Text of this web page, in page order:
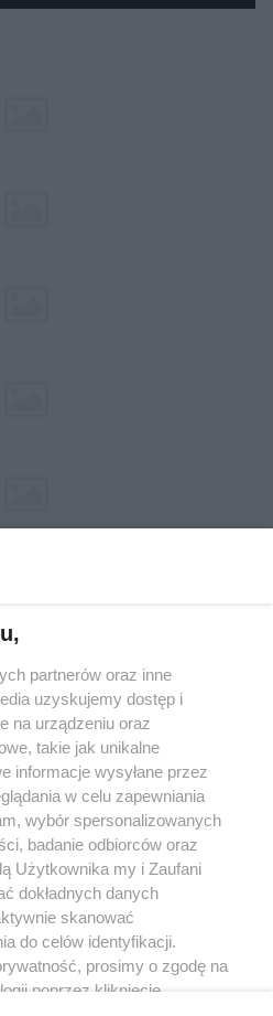
nie może być powielany i
w jakikolwiek sposób (w
na jakimkolwiek polu
włącznie z umieszczaniem w Internecie
Jakiekolwiek użycie lub
w części z naruszeniem prawa, tzn.
pod groźbą kary i może być ścigane
O nas
partnerów oraz inne
uzyskujemy dostęp i
na urządzeniu oraz
takie jak unikalne
informacje wysyłane przez
w celu zapewniania
wybór spersonalizowanych
badanie odbiorców oraz
Użytkownika my i Zaufani
dokładnych danych
skanować
do celów identyfikacji.
prosimy o zgodę na
poprzez kliknięcie